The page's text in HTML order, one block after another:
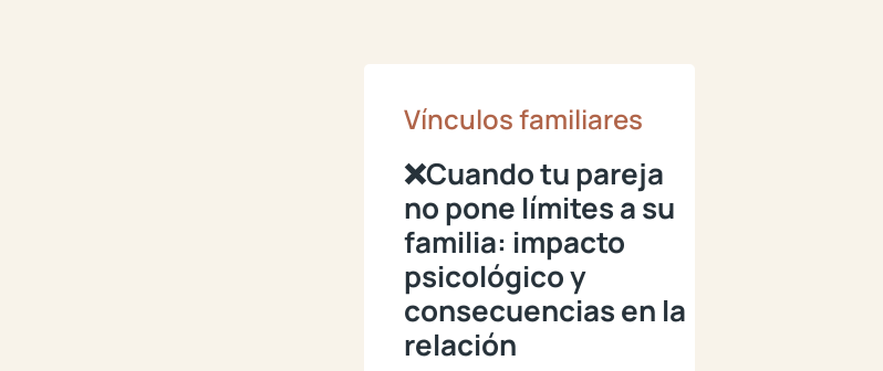
Vínculos familiares
❌Cuando tu pareja
no pone límites a su
familia: impacto
psicológico y
consecuencias en la
relación